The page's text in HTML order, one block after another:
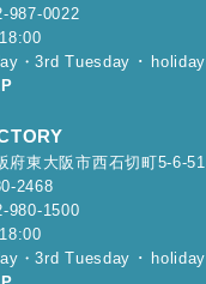
987-0022
・3rd Tuesday ･ holiday
府東大阪市西石切町5-6-51
2468
980-1500
・3rd Tuesday ･ holiday